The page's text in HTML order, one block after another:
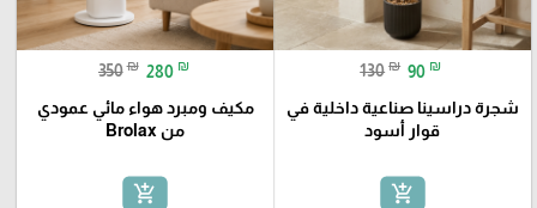
130 ₪ 90 ₪
شجرة دراسينا صناعية داخلية في
قوار أسود
add_shopping_cart
350 ₪ 280 ₪
مكيف ومبرد هواء مائي عمودي
من Brolax
add_shopping_cart